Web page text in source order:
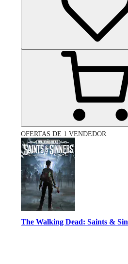
OFERTAS DE 1 VENDEDOR
The Walking Dead: Saints &